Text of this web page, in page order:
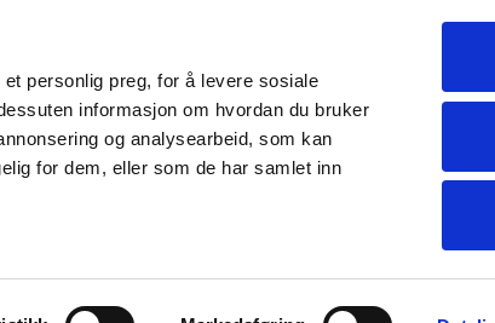
personlig preg, for å levere sosiale
informasjon om hvordan du bruker
og analysearbeid, som kan
for dem, eller som de har samlet inn
& Service AS